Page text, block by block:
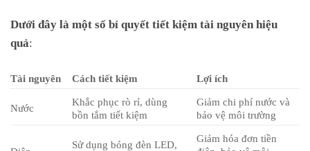
Dưới đây là một số bí quyết tiết kiệm tài nguyên hiệu
quả:
Tài nguyên Cách tiết kiệm Lợi ích
Nước
Khắc phục rò rỉ, dùng
bồn tắm tiết kiệm
Giảm chi phí nước và
bảo vệ môi trường
Sử dụng bóng đèn LED,
Giảm hóa đơn tiền